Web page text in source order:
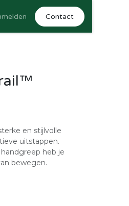
Contact
en stijlvolle
uitstappen.
heb je
bewegen.